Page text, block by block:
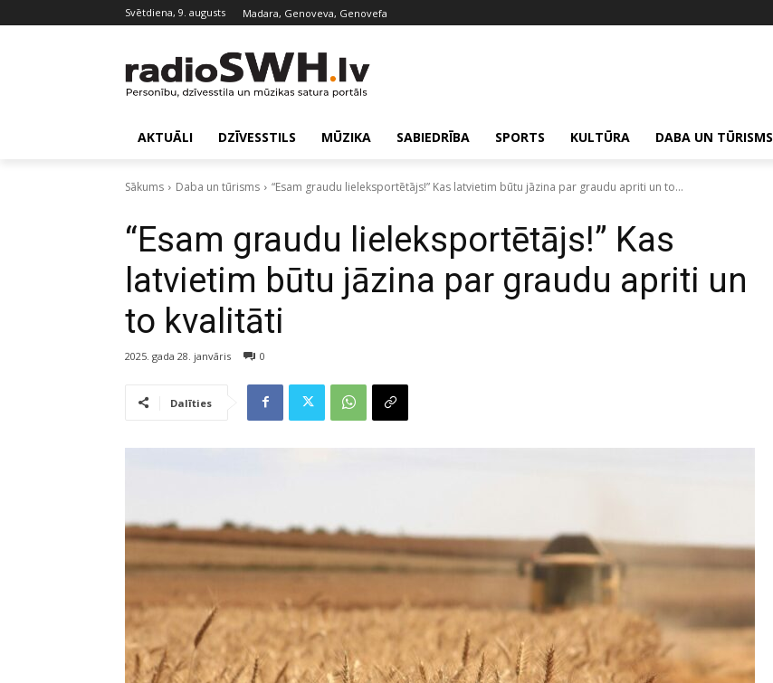
svētdiena, 9. augusts Madara, Genoveva, Genovefa
AKTUĀLI DZĪVESSTILS MŪZIKA SABIEDRĪBA SPORTS KULTŪRA DABA UN TŪRISMS
Sākums Daba un tūrisms “Esam graudu lieleksportētājs!” Kas latvietim būtu jāzina par graudu apriti un to...
“Esam graudu lieleksportētājs!” Kas
latvietim būtu jāzina par graudu apriti un
to kvalitāti
2025. gada 28. janvāris 0
Dalīties